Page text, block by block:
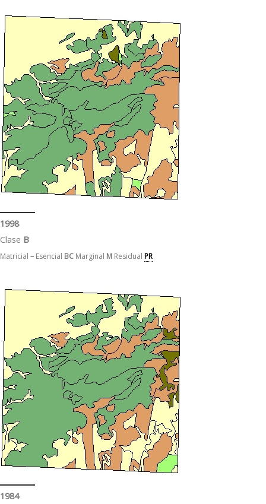
1998
Clase B
Matricial – Esencial BC Marginal M Residual PR
1984